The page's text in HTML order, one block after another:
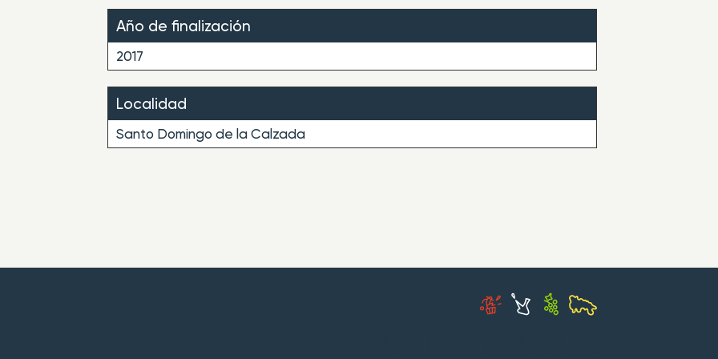
Año de finalización
2017
Localidad
Santo Domingo de la Calzada